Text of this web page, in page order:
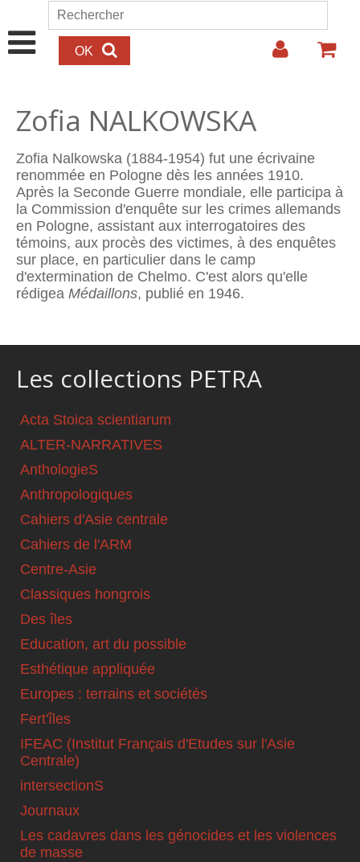
Aller au contenu principal
Formulaire de recherche
Rechercher
Zofia NALKOWSKA
Zofia Nalkowska (1884-1954) fut une écrivaine
renommée en Pologne dès les années 1910.
Après la Seconde Guerre mondiale, elle participa à
la Commission d'enquête sur les crimes allemands
en Pologne, assistant aux interrogatoires des
témoins, aux procès des victimes, à des enquêtes
sur place, en particulier dans le camp
d'extermination de Chelmo. C'est alors qu'elle
rédigea Médaillons, publié en 1946.
Les collections PETRA
Acta Stoica scientiarum
ALTER-NARRATIVES
AnthologieS
Anthropologiques
Cahiers d'Asie centrale
Cahiers de l'ARM
Centre-Asie
Classiques hongrois
Des îles
Education, art du possible
Esthétique appliquée
Europes : terrains et sociétés
Fert'îles
IFEAC (Institut Français d'Etudes sur l'Asie
Centrale)
intersectionS
Journaux
Les cadavres dans les génocides et les violences
de masse